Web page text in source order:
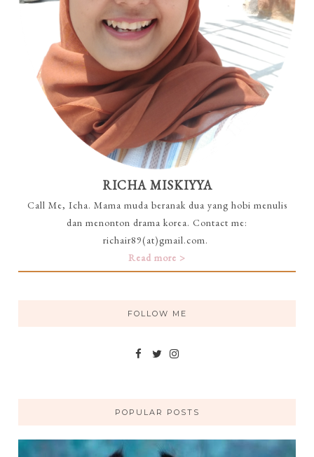
RICHA MISKIYYA
Call Me, Icha. Mama muda beranak dua yang hobi menulis
dan menonton drama korea. Contact me:
richair89(at)gmail.com.
Read more >
FOLLOW ME
POPULAR POSTS